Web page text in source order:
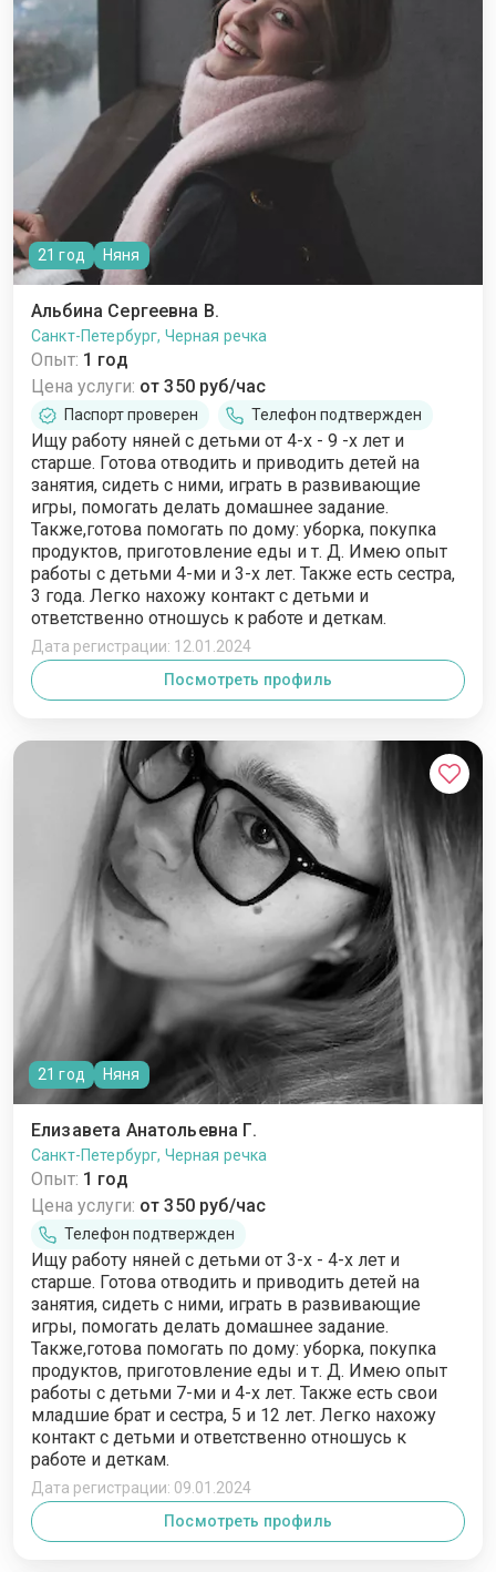
21 год Няня
Альбина Сергеевна В.
Санкт-Петербург, Черная речка
Опыт: 1 год
Цена услуги: от 350 руб/час
Паспорт проверен Телефон подтвержден
Ищу работу няней с детьми от 4-х - 9 -х лет и
старше. Готова отводить и приводить детей на
занятия, сидеть с ними, играть в развивающие
игры, помогать делать домашнее задание.
Также,готова помогать по дому: уборка, покупка
продуктов, приготовление еды и т. Д. Имею опыт
работы с детьми 4-ми и 3-х лет. Также есть сестра,
3 года. Легко нахожу контакт с детьми и
ответственно отношусь к работе и деткам.
Дата регистрации: 12.01.2024
Посмотреть профиль
21 год Няня
Елизавета Анатольевна Г.
Санкт-Петербург, Черная речка
Опыт: 1 год
Цена услуги: от 350 руб/час
Телефон подтвержден
Ищу работу няней с детьми от 3-х - 4-х лет и
старше. Готова отводить и приводить детей на
занятия, сидеть с ними, играть в развивающие
игры, помогать делать домашнее задание.
Также,готова помогать по дому: уборка, покупка
продуктов, приготовление еды и т. Д. Имею опыт
работы с детьми 7-ми и 4-х лет. Также есть свои
младшие брат и сестра, 5 и 12 лет. Легко нахожу
контакт с детьми и ответственно отношусь к
работе и деткам.
Дата регистрации: 09.01.2024
Посмотреть профиль